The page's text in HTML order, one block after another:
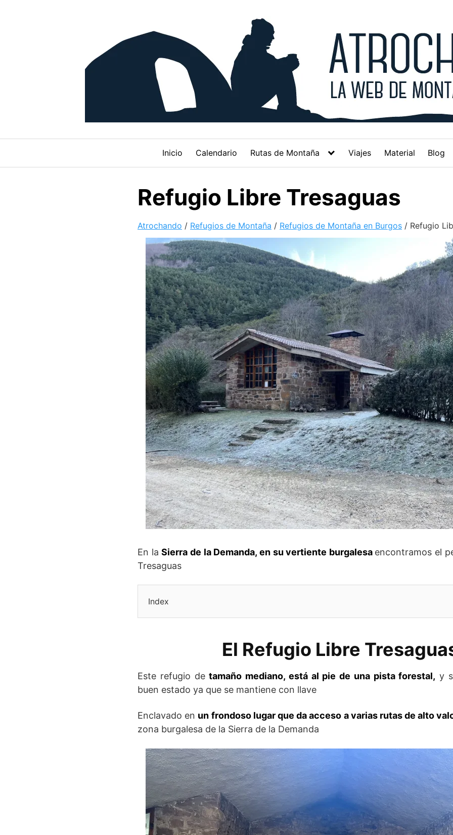
Inicio Calendario Rutas de Montaña Viajes Material Blog
Refugio Libre Tresaguas
Atrochando / Refugios de Montaña / Refugios de Montaña en Burgos / Refugio
En laSierra de la Demanda, en su vertiente burgalesa encontramos el
Tresaguas
Index
El Refugio Libre
Este refugio detamaño mediano, está al pie de una pista forestal, y
buen estado ya que se mantiene con llave
Enclavado en un frondoso lugar que da acceso a varias rutas de alto
zona burgalesa de la Sierra de la Demanda